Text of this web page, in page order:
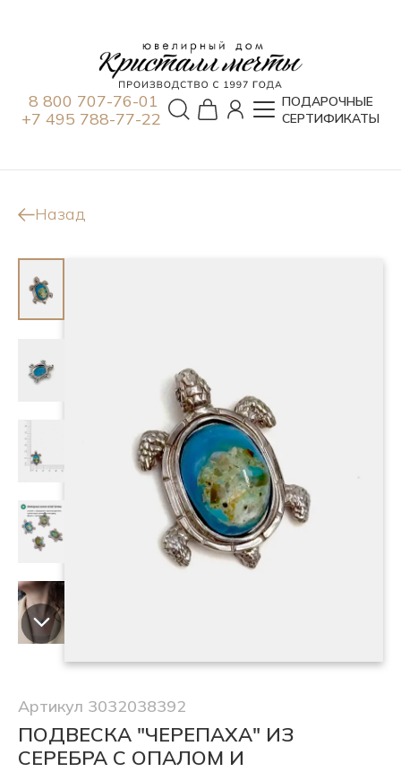
8 800 707-76-01
+7 495 788-77-22
ПОДАРОЧНЫЕ
СЕРТИФИКАТЫ
Назад
Артикул 3032038392
ПОДВЕСКА "ЧЕРЕПАХА" ИЗ
СЕРЕБРА С ОПАЛОМ И